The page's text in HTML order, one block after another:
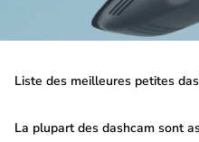
Liste des meilleures petites
La plupart des dashcam sont